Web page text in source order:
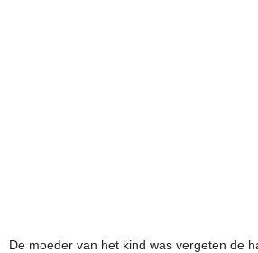
De moeder van het kind was vergeten de